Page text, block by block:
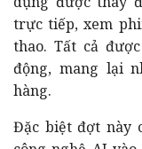
trực tiếp, xem
thao. Tất cả
động, mang lại
hàng.
Đặc biệt đợt này